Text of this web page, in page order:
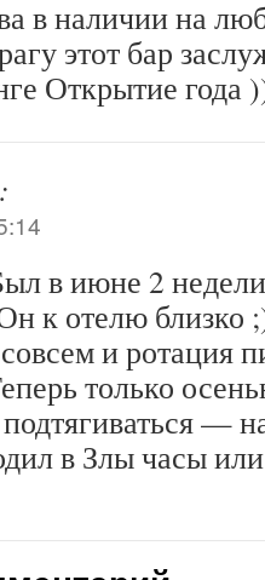
в наличии на
этот бар
Открытие года
в июне 2
к отелю близко
и ротация
только
—
в Злы часы